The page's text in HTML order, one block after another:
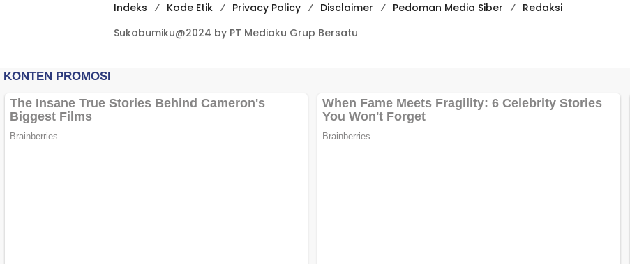
Indeks Kode Etik Privacy Policy Disclaimer Pedoman Media Siber
Redaksi
Sukabumiku@2024 by PT Mediaku Grup Bersatu